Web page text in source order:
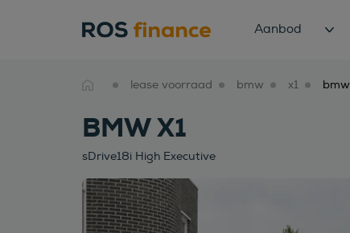
Aanbod
lease voorraad bmw x1
BMW X1
sDrive18i High Executive